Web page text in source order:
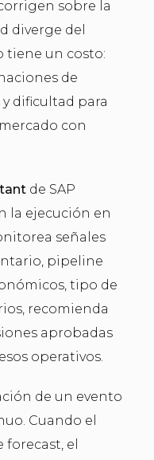
sobre la
diverge del
tiene un costo:
de
dificultad para
con
de SAP
la ejecución en
señales
pipeline
tipo de
recomienda
aprobadas
operativos.
de un evento
Cuando el
el